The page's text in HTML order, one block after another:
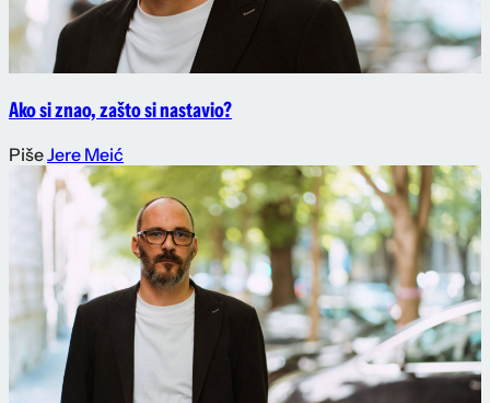
Ako si znao, zašto si nastavio?
PišeJere Meić